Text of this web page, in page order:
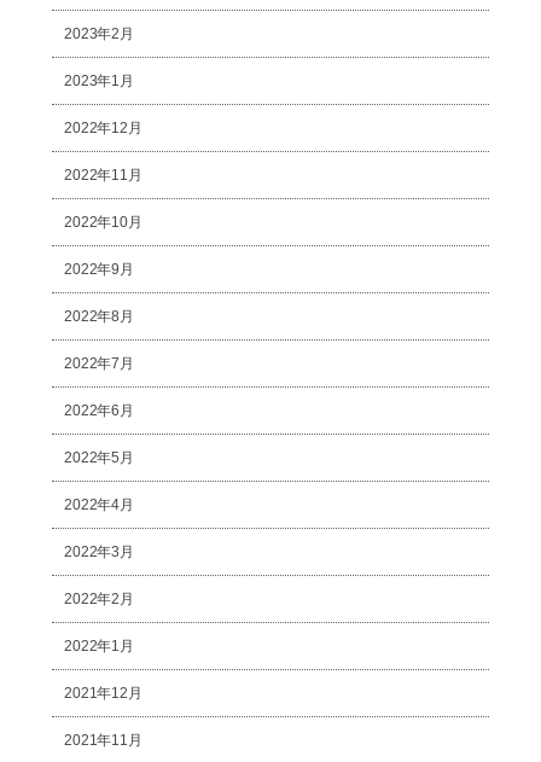
2023年2月
2023年1月
2022年12月
2022年11月
2022年10月
2022年9月
2022年8月
2022年7月
2022年6月
2022年5月
2022年4月
2022年3月
2022年2月
2022年1月
2021年12月
2021年11月